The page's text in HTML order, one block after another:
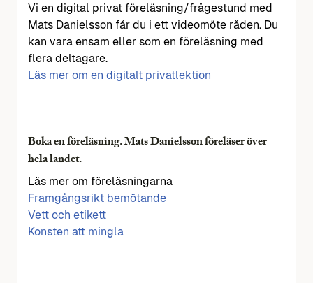
Vi en digital privat föreläsning/frågestund med
Mats Danielsson får du i ett videomöte råden. Du
kan vara ensam eller som en föreläsning med
flera deltagare.
Läs mer om en digitalt privatlektion
Boka en föreläsning. Mats Danielsson föreläser över
hela landet.
Läs mer om föreläsningarna
Framgångsrikt bemötande
Vett och etikett
Konsten att mingla